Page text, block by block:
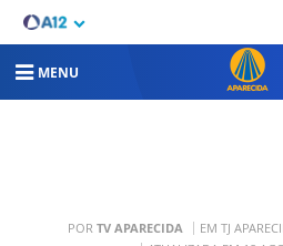
MENU
POR TV APARECIDA EM TJ